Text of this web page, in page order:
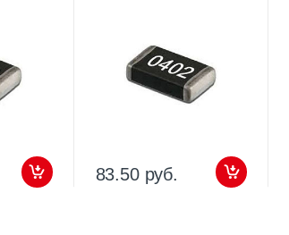
83.50 руб.